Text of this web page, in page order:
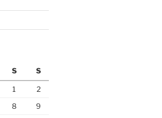
S S
1
2
8
9